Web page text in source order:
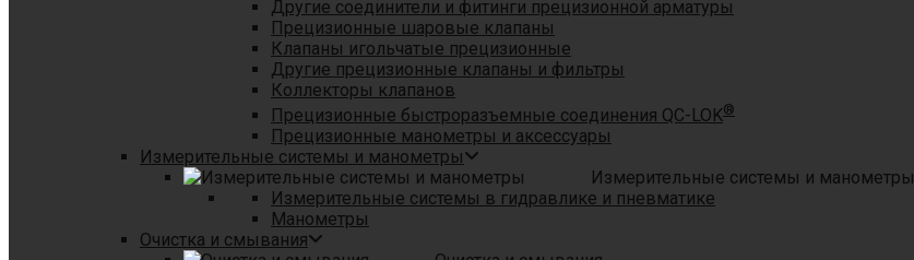
Другие соединители и фитинги прецизионной арматуры
Прецизионные шаровые клапаны
Клапаны игольчатые прецизионные
Другие прецизионные клапаны и фильтры
Коллекторы клапанов
Прецизионные быстроразъемные соединения QC-LOK®
Прецизионные манометры и аксессуары
Измерительные системы и манометры
Измерительные системы и манометры
Измерительные системы в гидравлике и пневматике
Манометры
Очистка и смывания